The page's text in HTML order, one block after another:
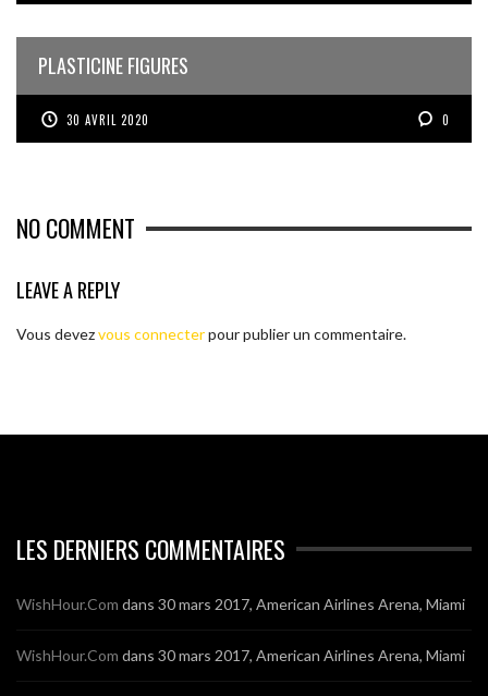
PLASTICINE FIGURES
30 AVRIL 2020 0
NO COMMENT
LEAVE A REPLY
Vous devezvous connecterpour publier un commentaire.
LES DERNIERS COMMENTAIRES
WishHour.Com dans 30 mars 2017, American Airlines Arena, Miami
WishHour.Com dans 30 mars 2017, American Airlines Arena, Miami